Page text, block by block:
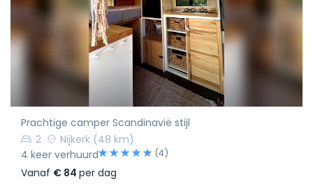
Prachtige camper Scandinavië stijl
2
Nijkerk (48 km)
4 keer verhuurd
(4)
Vanaf € 84 per dag